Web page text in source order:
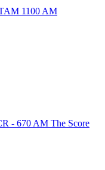
1100 AM
- 670 AM The Score